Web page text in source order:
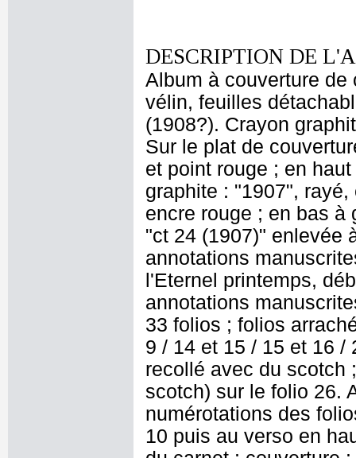
DESCRIPTION DE
Album à couverture de
vélin, feuilles
(1908?). Crayon
Sur le plat de
et point rouge ; en
graphite : "1907",
encre rouge ; en bas à
"ct 24 (1907)" enlevée
annotations
l'Eternel printemps,
annotations
33 folios ; folios
9 / 14 et 15 / 15 et 16 /
recollé avec du scotch
scotch) sur le folio 26.
numérotations des
10 puis au verso en